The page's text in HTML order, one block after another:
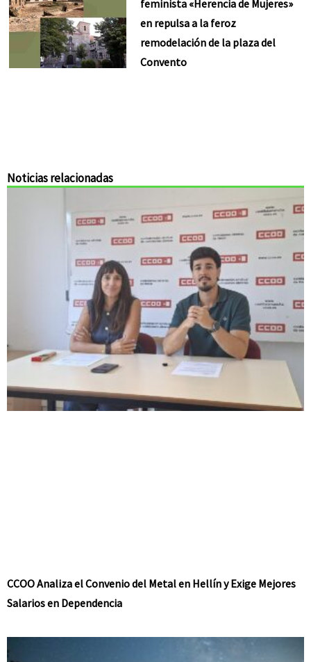
feminista «Herencia de Mujeres»
en repulsa a la feroz
remodelación de la plaza del
Convento
Noticias relacionadas
CCOO Analiza el Convenio del Metal en Hellín y Exige Mejores
Salarios en Dependencia